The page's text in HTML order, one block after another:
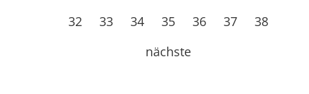
32
33 34 35 36 37
38
nächste